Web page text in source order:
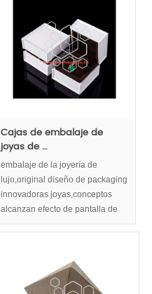
Cajas de embalaje de
joyas de …
embalaje de la joyería de
lujo,original diseño de packaging
innovadoras joyas,conceptos
alcanzan efecto de pantalla de
forma y lujo modelo creativo.
joyería a clásico real.